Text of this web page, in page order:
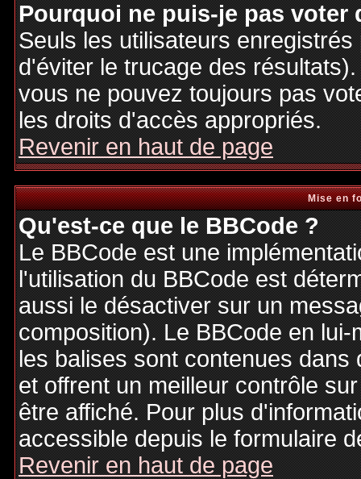
Pourquoi ne puis-je pas voter
Seuls les utilisateurs
d'éviter le trucage des
vous ne pouvez toujours pas
les droits d'accès appropriés.
Revenir en haut de page
Mise en
Qu'est-ce que le BBCode ?
Le BBCode est une
l'utilisation du BBCode est
aussi le désactiver sur un
composition). Le BBCode en
les balises sont contenues
et offrent un meilleur contrôle
être affiché. Pour plus
accessible depuis le formulaire
Revenir en haut de page